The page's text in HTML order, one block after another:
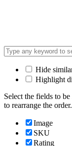
Hide
Highlight
Select the fields to
to rearrange the order.
Image
SKU
Rating